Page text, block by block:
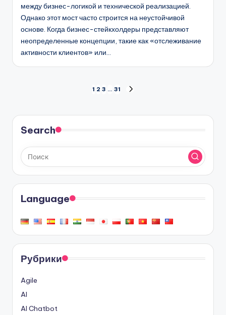
между бизнес-логикой и технической реализацией.
Однако этот мост часто строится на неустойчивой
основе. Когда бизнес-стейкхолдеры представляют
неопределенные концепции, такие как «отслеживание
активности клиентов» или…
записей
1 2 3 … 31
Search
Language
Рубрики
Agile
AI
AI Chatbot